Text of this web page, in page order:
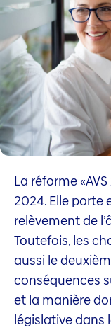
La réforme
2024. Elle porte
relèvement de
Toutefois, les
aussi le
conséquences
et la manière
législative dans